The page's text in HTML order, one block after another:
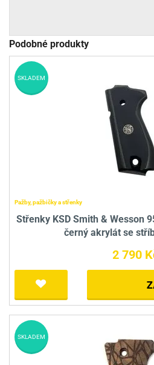
Podobné produkty
Pažby, pažbičky a střenky
Střenky KSD Smith & Wesson
černý akrylát se
2 790
SKLADEM
SKLADEM